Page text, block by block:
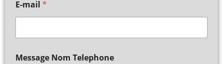
E-mail *
Message Nom Telephone